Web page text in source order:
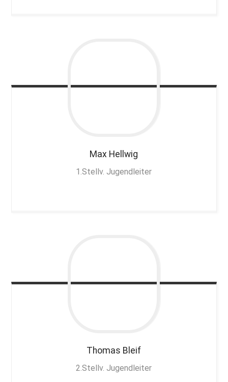
Max Hellwig
1.Stellv. Jugendleiter
Thomas Bleif
2.Stellv. Jugendleiter